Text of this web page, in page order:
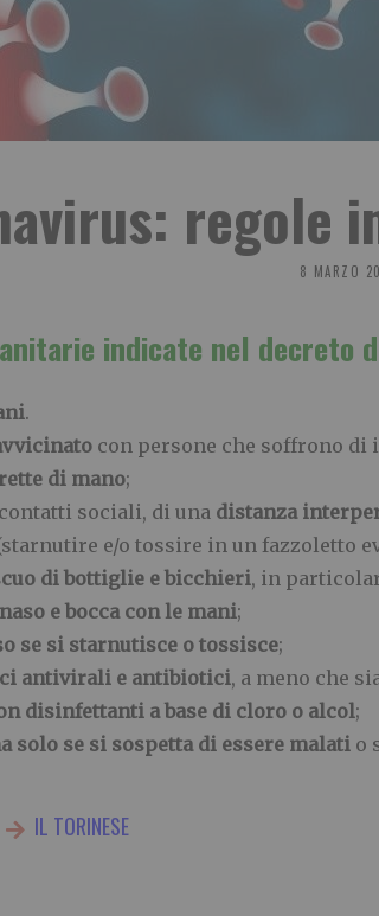
regole
8 MARZO
indicate nel decreto
.
con persone che soffrono
di mano;
sociali, di una distanza
e/o tossire in un fazzoletto
di bottiglie e bicchieri, in
e bocca con le mani;
se si starnutisce o tossisce;
antivirali e antibiotici, a meno che
disinfettanti a base di cloro o alcol;
solo se si sospetta di essere malati o
IL TORINESE